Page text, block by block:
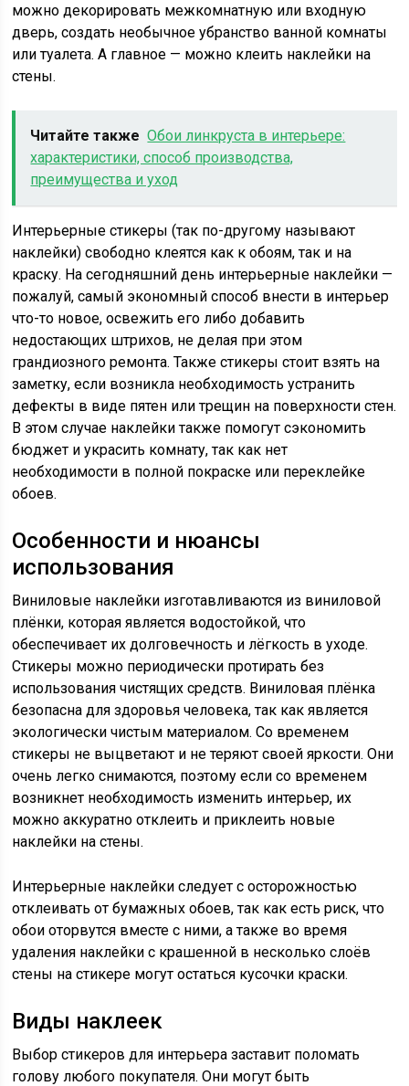
можно декорировать межкомнатную или входную
дверь, создать необычное убранство ванной комнаты
или туалета. А главное — можно клеить наклейки на
стены.
Читайте также Обои линкруста в интерьере:
характеристики, способ производства,
преимущества и уход
Интерьерные стикеры (так по-другому называют
наклейки) свободно клеятся как к обоям, так и на
краску. На сегодняшний день интерьерные наклейки —
пожалуй, самый экономный способ внести в интерьер
что-то новое, освежить его либо добавить
недостающих штрихов, не делая при этом
грандиозного ремонта. Также стикеры стоит взять на
заметку, если возникла необходимость устранить
дефекты в виде пятен или трещин на поверхности стен.
В этом случае наклейки также помогут сэкономить
бюджет и украсить комнату, так как нет
необходимости в полной покраске или переклейке
обоев.
Особенности и нюансы
использования
Виниловые наклейки изготавливаются из виниловой
плёнки, которая является водостойкой, что
обеспечивает их долговечность и лёгкость в уходе.
Стикеры можно периодически протирать без
использования чистящих средств. Виниловая плёнка
безопасна для здоровья человека, так как является
экологически чистым материалом. Со временем
стикеры не выцветают и не теряют своей яркости. Они
очень легко снимаются, поэтому если со временем
возникнет необходимость изменить интерьер, их
можно аккуратно отклеить и приклеить новые
наклейки на стены.
Интерьерные наклейки следует с осторожностью
отклеивать от бумажных обоев, так как есть риск, что
обои оторвутся вместе с ними, а также во время
удаления наклейки с крашенной в несколько слоёв
стены на стикере могут остаться кусочки краски.
Виды наклеек
Выбор стикеров для интерьера заставит поломать
голову любого покупателя. Они могут быть